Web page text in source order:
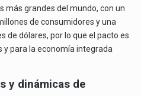
más grandes del mundo, con un
de consumidores y una
de dólares, por lo que el pacto es
y para la economía integrada
y dinámicas de